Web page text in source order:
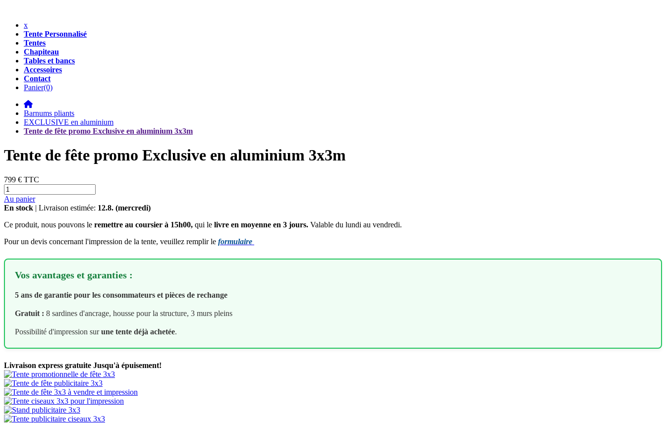
x
Tente Personnalisé
Tentes
Chapiteau
Tables et bancs
Accessoires
Contact
Panier(0)
Barnums pliants
EXCLUSIVE en aluminium
Tente de fête promo Exclusive en aluminium 3x3m
Tente de fête promo Exclusive en aluminium 3x3m
799 € TTC
Au panier
En stock | Livraison estimée: 12.8. (mercredi)
Ce produit, nous pouvons le remettre au coursier à 15h00, qui le livre en moyenne en 3 jours. Valable du lundi au vendredi.
Pour un devis concernant l'impression de la tente, veuillez remplir le formulaire
Vos avantages et garanties :
5 ans de garantie pour les consommateurs et pièces de rechange
Gratuit : 8 sardines d'ancrage, housse pour la structure, 3 murs pleins
Possibilité d'impression surune tente déjà achetée.
Livraison express gratuite Jusqu'à épuisement!